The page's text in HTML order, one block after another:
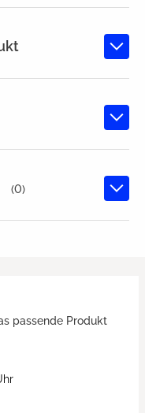
(0)
passende Produkt